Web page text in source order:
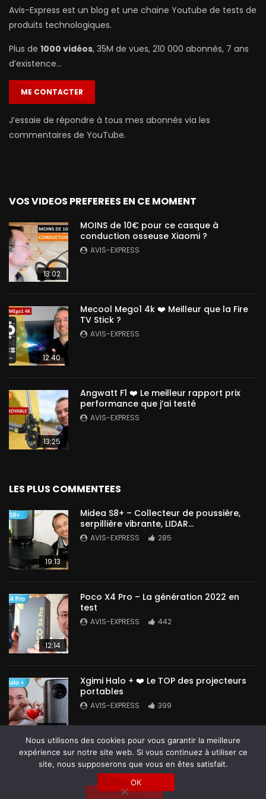
Avis-Express est un blog et une chaine Youtube de tests de
produits technologiques.
Plus de 1000 vidéos, 35M de vues, 210 000 abonnés, 7 ans
d’existence…
ME CONTACTER
J’essaie de répondre à tous mes abonnés via les
commentaires de YouTube.
VOS VIDEOS PREFEREES EN CE MOMENT
13:02
MOINS de 10€ pour ce casque à
conduction osseuse Xiaomi ?
AVIS-EXPRESS
12:40
Mecool Mego1 4k ❤️ Meilleur que la Fire
TV Stick ?
AVIS-EXPRESS
13:25
Angwatt F1 ❤️ Le meilleur rapport prix
performance que j’ai testé
AVIS-EXPRESS
LES PLUS COMMENTEES
19:13
Midea S8+ – Collecteur de poussière,
serpillière vibrante, LIDAR…
AVIS-EXPRESS 285
12:14
Poco X4 Pro – La génération 2022 en
test
AVIS-EXPRESS 442
Xgimi Halo + ❤️ Le TOP des projecteurs
portables
AVIS-EXPRESS 399
Tous droits réservés @ Avis-Express
Nous utilisons des cookies pour vous garantir la meilleure
expérience sur notre site web. Si vous continuez à utiliser ce
site, nous supposerons que vous en êtes satisfait.
OK